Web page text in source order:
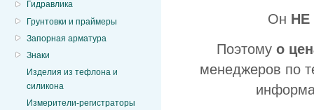
Гидравлика
Грунтовки и праймеры
Запорная арматура
Знаки
Изделия из тефлона и
силикона
Измерители-регистраторы
Он НЕ
Поэтому о
менеджеров по